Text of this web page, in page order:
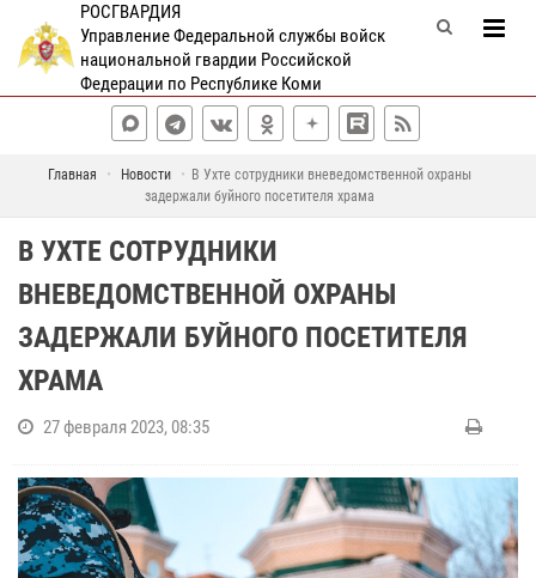
РОСГВАРДИЯ
Управление Федеральной службы войск
национальной гвардии Российской
Федерации по Республике Коми
Главная Новости
В Ухте сотрудники вневедомственной охраны
задержали буйного посетителя храма
В УХТЕ СОТРУДНИКИ
ВНЕВЕДОМСТВЕННОЙ ОХРАНЫ
ЗАДЕРЖАЛИ БУЙНОГО ПОСЕТИТЕЛЯ
ХРАМА
27 февраля 2023, 08:35